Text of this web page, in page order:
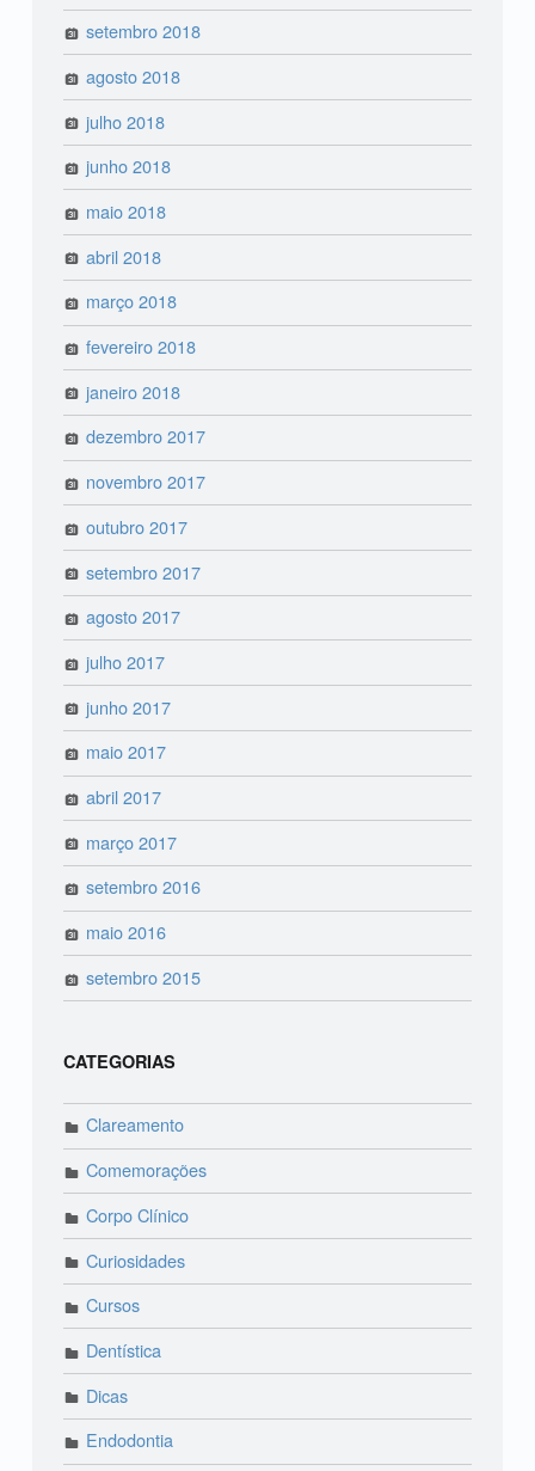
setembro 2018
agosto 2018
julho 2018
junho 2018
maio 2018
abril 2018
março 2018
fevereiro 2018
janeiro 2018
dezembro 2017
novembro 2017
outubro 2017
setembro 2017
agosto 2017
julho 2017
junho 2017
maio 2017
abril 2017
março 2017
setembro 2016
maio 2016
setembro 2015
CATEGORIAS
Clareamento
Comemorações
Corpo Clínico
Curiosidades
Cursos
Dentística
Dicas
Endodontia